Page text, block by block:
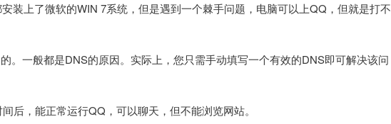
装上了微软的WIN 7系统，但是遇到一个棘手问题，电脑可以上QQ，但就是打不
。一般都是DNS的原因。实际上，您只需手动填写一个有效的DNS即可解决该问
后，能正常运行QQ，可以聊天，但不能浏览网站。